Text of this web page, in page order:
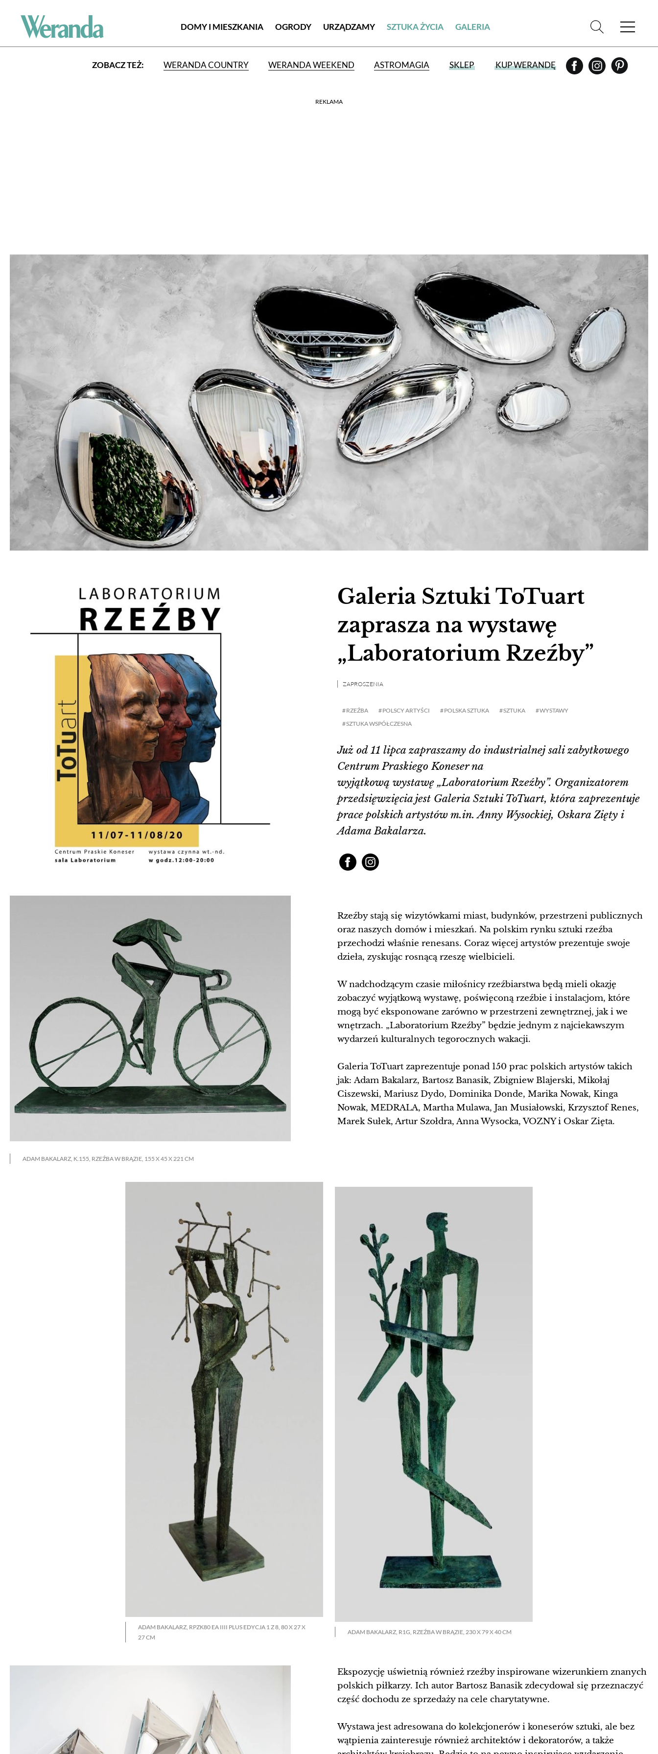
DOMY I MIESZKANIA OGRODY URZĄDZAMY SZTUKA ŻYCIA GALERIA
ZOBACZ TEŻ: WERANDA COUNTRY WERANDA WEEKEND ASTROMAGIA SKLEP KUP WERANDĘ
REKLAMA
Galeria Sztuki ToTuart
zaprasza na wystawę
„Laboratorium Rzeźby”
ZAPROSZENIA
RZEŹBA POLSCY ARTYŚCI POLSKA SZTUKA SZTUKA
WYSTAWY
SZTUKA WSPÓŁCZESNA
Już od 11 lipca zapraszamy do industrialnej sali zabytkowego
Centrum Praskiego Koneser na
wyjątkową wystawę „Laboratorium Rzeźby”. Organizatorem
przedsięwzięcia jest Galeria Sztuki ToTuart, która zaprezentuje
prace polskich artystów m.in. Anny Wysockiej, Oskara Zięty i
Adama Bakalarza.
ADAM BAKALARZ, K.155, RZEŹBA W BRĄZIE, 155 X 45 X 221 CM
Rzeźby stają się wizytówkami miast, budynków, przestrzeni publicznych
oraz naszych domów i mieszkań. Na polskim rynku sztuki rzeźba
przechodzi właśnie renesans. Coraz więcej artystów prezentuje swoje
dzieła, zyskując rosnącą rzeszę wielbicieli.
W nadchodzącym czasie miłośnicy rzeźbiarstwa będą mieli okazję
zobaczyć wyjątkową wystawę, poświęconą rzeźbie i instalacjom, które
mogą być eksponowane zarówno w przestrzeni zewnętrznej, jak i we
wnętrzach. „Laboratorium Rzeźby” będzie jednym z najciekawszym
wydarzeń kulturalnych tegorocznych wakacji.
Galeria ToTuart zaprezentuje ponad 150 prac polskich artystów takich
jak: Adam Bakalarz, Bartosz Banasik, Zbigniew Blajerski, Mikołaj
Ciszewski, Mariusz Dydo, Dominika Donde, Marika Nowak, Kinga
Nowak, MEDRALA, Martha Mulawa, Jan Musiałowski, Krzysztof Renes,
Marek Sułek, Artur Szołdra, Anna Wysocka, VOZNY i Oskar Zięta.
ADAM BAKALARZ, RPZK80 EA IIII PLUS EDYCJA 1 Z 8, 80 X 27 X
27 CM
ADAM BAKALARZ, R1G, RZEŹBA W BRĄZIE, 230 X 79 X 40 CM
Ekspozycję uświetnią również rzeźby inspirowane wizerunkiem znanych
polskich piłkarzy. Ich autor Bartosz Banasik zdecydował się przeznaczyć
część dochodu ze sprzedaży na cele charytatywne.
Wystawa jest adresowana do kolekcjonerów i koneserów sztuki, ale bez
wątpienia zainteresuje również architektów i dekoratorów, a także